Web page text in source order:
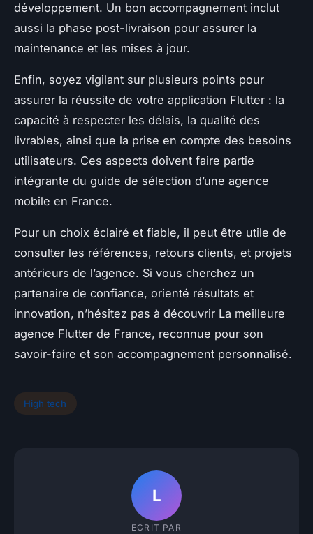
développement. Un bon accompagnement inclut
aussi la phase post-livraison pour assurer la
maintenance et les mises à jour.
Enfin, soyez vigilant sur plusieurs points pour
assurer la réussite de votre application Flutter : la
capacité à respecter les délais, la qualité des
livrables, ainsi que la prise en compte des besoins
utilisateurs. Ces aspects doivent faire partie
intégrante du guide de sélection d’une agence
mobile en France.
Pour un choix éclairé et fiable, il peut être utile de
consulter les références, retours clients, et projets
antérieurs de l’agence. Si vous cherchez un
partenaire de confiance, orienté résultats et
innovation, n’hésitez pas à découvrir La meilleure
agence Flutter de France, reconnue pour son
savoir-faire et son accompagnement personnalisé.
High tech
L
ECRIT PAR